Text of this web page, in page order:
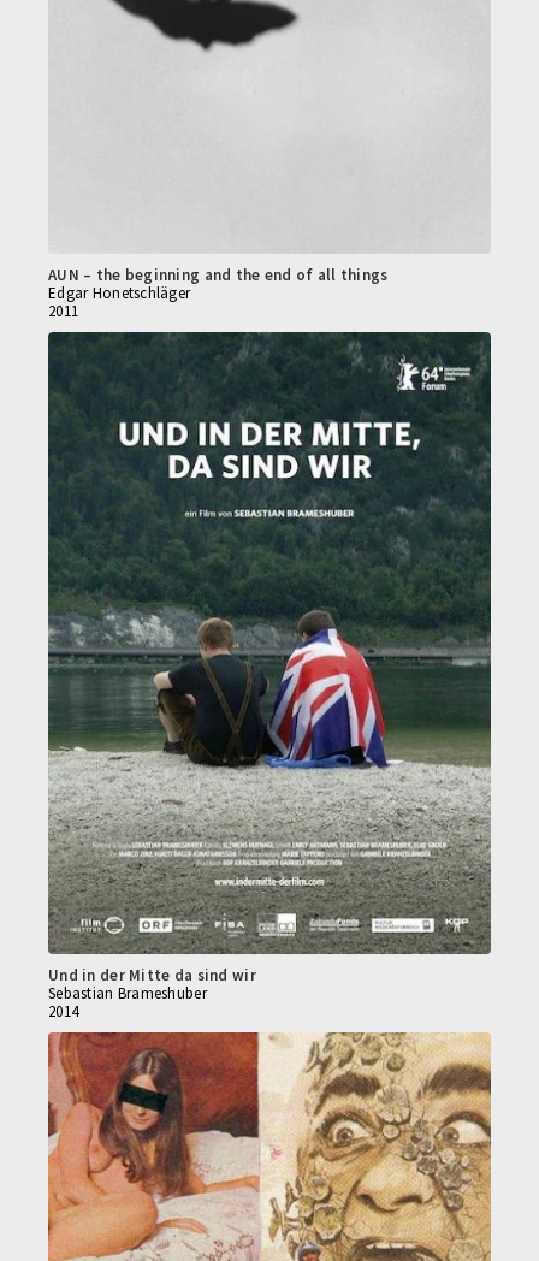
AUN – the beginning and the end of all things
Edgar Honetschläger
2011
Und in der Mitte da sind wir
Sebastian Brameshuber
2014